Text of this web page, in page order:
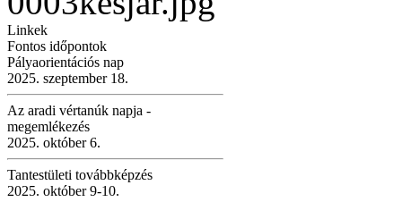
Linkek
Fontos időpontok
Pályaorientációs nap
2025. szeptember 18.
Az aradi vértanúk napja -
megemlékezés
2025. október 6.
Tantestületi továbbképzés
2025. október 9-10.